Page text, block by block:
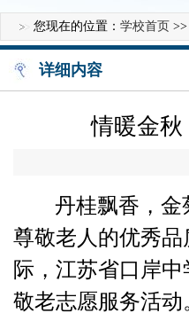
您现在的位置： 学校首页 >>
详细内容
情暖金秋
丹桂飘香，金
尊敬老人的优秀品
际，江苏省口岸
敬老志愿服务活